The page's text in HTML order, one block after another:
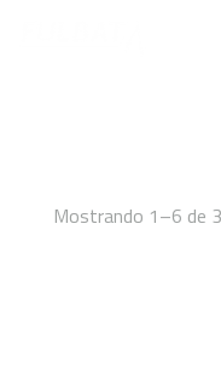
Mostrando 1–6 de